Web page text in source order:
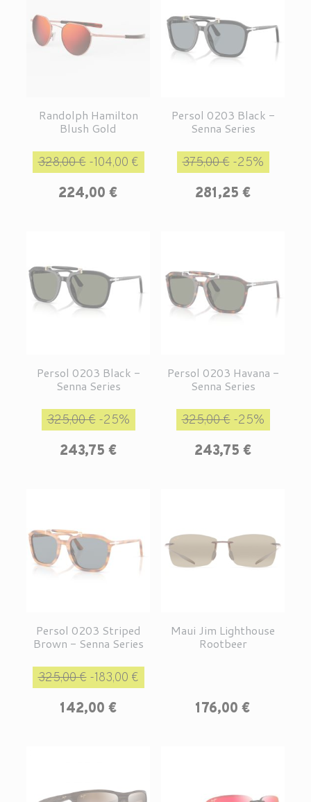
Randolph Hamilton
Blush Gold
Prix de base
328,00 €-104,00 €
224,00 €
Persol 0203 Black -
Senna Series
Prix de base
375,00 €-25%
281,25 €
Persol 0203 Black -
Senna Series
Prix de base
325,00 €-25%
243,75 €
Persol 0203 Havana -
Senna Series
Prix de base
325,00 €-25%
243,75 €
Persol 0203 Striped
Brown - Senna Series
Prix de base
325,00 €-183,00 €
142,00 €
Maui Jim Lighthouse
Rootbeer
Prix
176,00 €